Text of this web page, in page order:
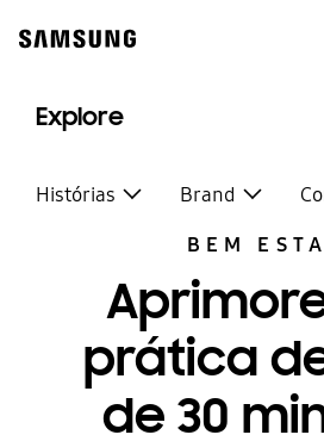
content
Explore
Histórias Brand
BEM
prática
de 30